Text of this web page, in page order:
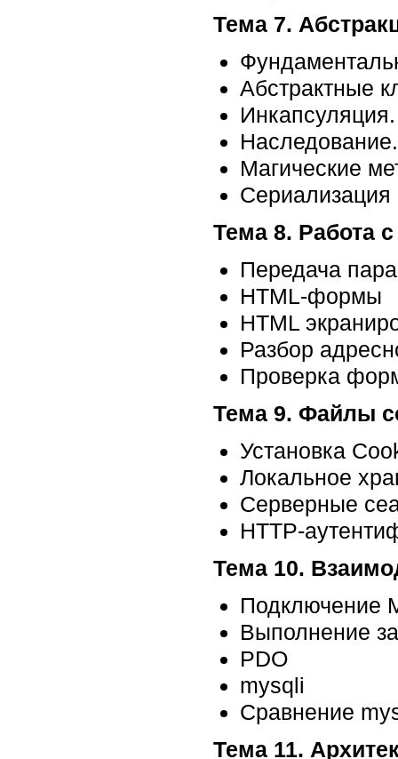
Тема 7.
Абстрактные
Инкапсуляция.
Наследование.
Магические
Сериализация
Тема 8. Работа
Передача
HTML-формы
HTML
Разбор
Проверка
Тема 9. Файлы
Установка
Локальное
Серверные
HTTP-
Тема 10.
Подключение
Выполнение
PDO
mysqli
Сравнение
Тема 11.